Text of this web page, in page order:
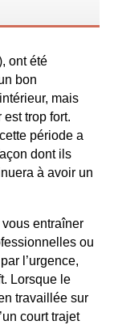
ont été
bon
mais
trop fort.
période a
dont ils
à avoir un
entraîner
ou
l’urgence,
Lorsque le
travaillée sur
court trajet